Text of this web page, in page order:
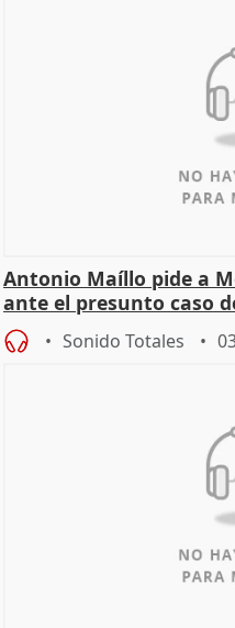
Antonio Maíllo pide a
ante el presunto caso
Sonido Totales